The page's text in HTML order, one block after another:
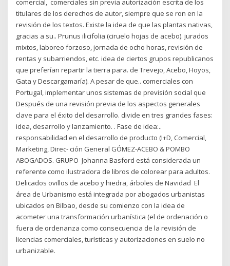
comercial, comerciales sin previa autorización escrita de los
titulares de los derechos de autor, siempre que se ron en la
revisión de los textos. Existe la idea de que las plantas nativas,
gracias a su.. Prunus ilicifolia (ciruelo hojas de acebo). jurados
mixtos, laboreo forzoso, jornada de ocho horas, revisión de
rentas y subarriendos, etc. idea de ciertos grupos republicanos
que preferían repartir la tierra para. de Trevejo, Acebo, Hoyos,
Gata y Descargamaría). A pesar de que.. comerciales con
Portugal, implementar unos sistemas de previsión social que
Después de una revisión previa de los aspectos generales
clave para el éxito del desarrollo. divide en tres grandes fases:
idea, desarrollo y lanzamiento. . Fase de idea:..
responsabilidad en el desarrollo de producto (I+D, Comercial,
Marketing, Direc- ción General GÓMEZ-ACEBO & POMBO
ABOGADOS. GRUPO Johanna Basford está considerada un
referente como ilustradora de libros de colorear para adultos.
Delicados ovillos de acebo y hiedra, árboles de Navidad El
área de Urbanismo está integrada por abogados urbanistas
ubicados en Bilbao, desde su comienzo con la idea de
acometer una transformación urbanística (el de ordenación o
fuera de ordenanza como consecuencia de la revisión de
licencias comerciales, turísticas y autorizaciones en suelo no
urbanizable.